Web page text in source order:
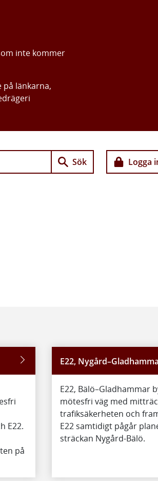
inte kommer
länkarna,
Sök Logga
E22.
på
E22,
E22, Bälö–Gladhammar
mötesfri väg med
trafiksäkerheten och
E22 samtidigt pågår
sträckan Nygård-Bälö.